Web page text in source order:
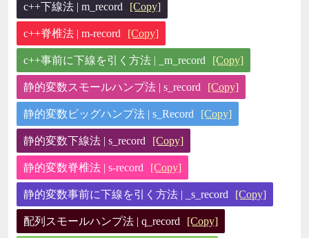
c++下線法 | m_record [Copy]
c++脊椎法 | m-record [Copy]
c++事前に下線を引く方法 | _m_record [Copy]
静的変数スモールハンプ法 | s_record [Copy]
静的変数ビッグハンプ法 | s_Record [Copy]
静的変数下線法 | s_record [Copy]
静的変数脊椎法 | s-record [Copy]
静的変数事前に下線を引く方法 | _s_record [Copy]
配列スモールハンプ法 | q_record [Copy]